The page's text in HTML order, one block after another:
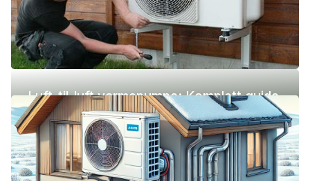
Luft-til-luft varmepumpe: Komplett guide
(pris, fordeler og ulemper)